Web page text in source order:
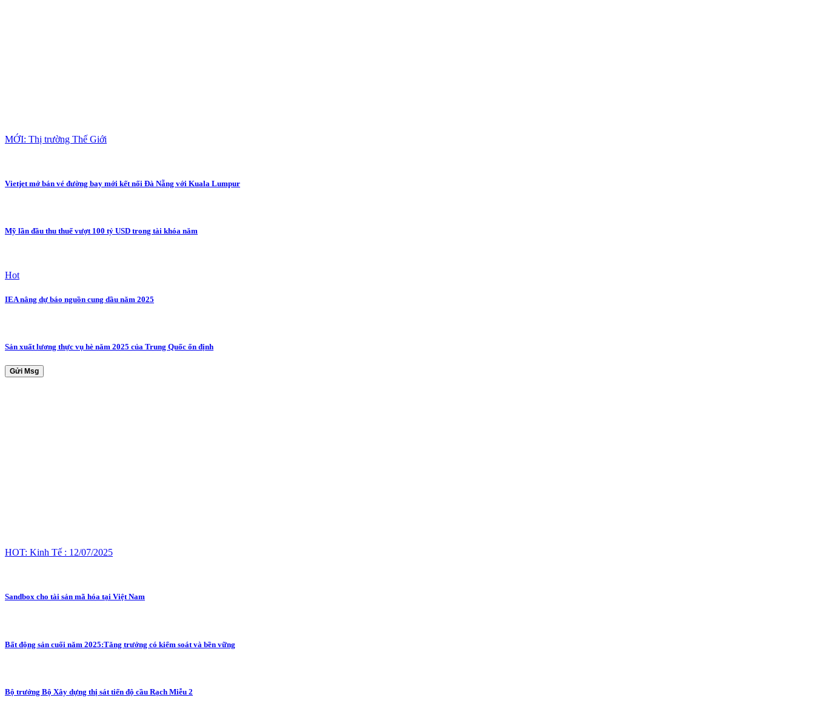
MỚI: Thị trường Thế Giới
Vietjet mở bán vé đường bay mới kết nối Đà Nẵng với Kuala Lumpur
Mỹ lần đầu thu thuế vượt 100 tỷ USD trong tài khóa năm
Hot
IEA nâng dự báo nguồn cung dầu năm 2025
Sản xuất lương thực vụ hè năm 2025 của Trung Quốc ổn định
Gửi Msg
HOT: Kinh Tế : 12/07/2025
Sandbox cho tài sản mã hóa tại Việt Nam
Bất động sản cuối năm 2025:Tăng trưởng có kiểm soát và bền vững
Bộ trưởng Bộ Xây dựng thị sát tiến độ cầu Rạch Miễu 2